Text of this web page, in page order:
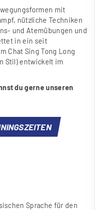
mit
nützliche Techniken
und Atemübungen und
in ein seit
Chat Sing Tong Long
Stil) entwickelt im
du gerne unseren
Sprache für den